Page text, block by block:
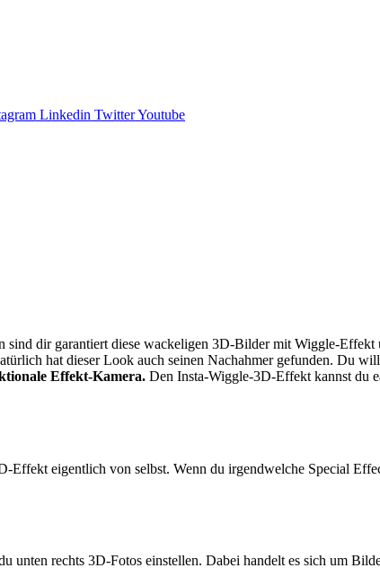
Linkedin TwitterYoutube
dir garantiert diese wackeligen 3D-Bilder mit Wiggle-
hat dieser Look auch seinen Nachahmer gefunden. Du
Effekt-Kamera. Den Insta-Wiggle-3D-Effekt kannst du
eigentlich von selbst. Wenn du irgendwelche Special
unten rechts 3D-Fotos einstellen. Dabei handelt es sich um